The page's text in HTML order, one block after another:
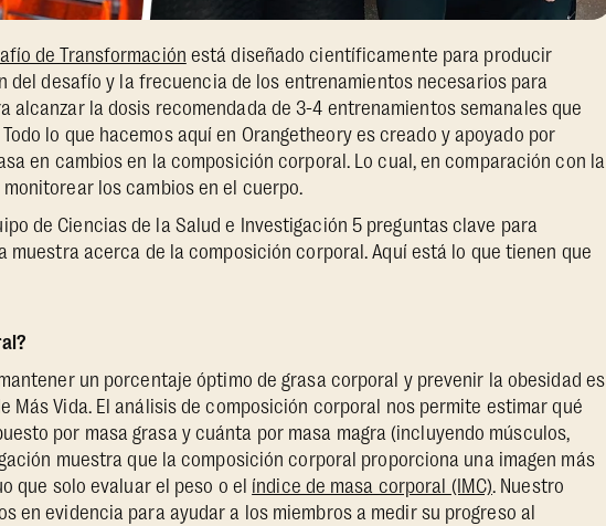
de Transformación está diseñado científicamente para producir
del desafío y la frecuencia de los entrenamientos necesarios para
alcanzar la dosis recomendada de 3-4 entrenamientos semanales que
lo que hacemos aquí en Orangetheory es creado y apoyado por
en cambios en la composición corporal. Lo cual, en comparación con la
los cambios en el cuerpo.
de Ciencias de la Salud e Investigación 5 preguntas clave para
muestra acerca de la composición corporal. Aquí está lo que tienen que
un porcentaje óptimo de grasa corporal y prevenir la obesidad es
Más Vida. El análisis de composición corporal nos permite estimar qué
por masa grasa y cuánta por masa magra (incluyendo músculos,
muestra que la composición corporal proporciona una imagen más
que solo evaluar el peso o el índice de masa corporal (IMC). Nuestro
en evidencia para ayudar a los miembros a medir su progreso al